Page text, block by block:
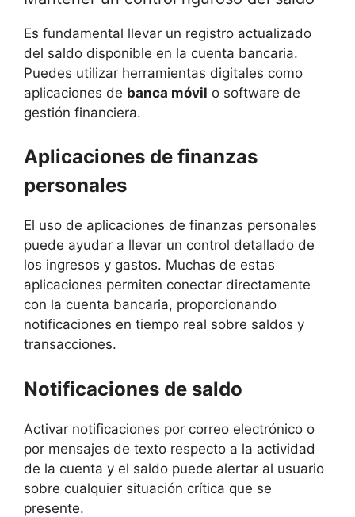
Es fundamental llevar un registro actualizado
del saldo disponible en la cuenta bancaria.
Puedes utilizar herramientas digitales como
aplicaciones de banca móvil o software de
gestión financiera.
Aplicaciones de finanzas
personales
El uso de aplicaciones de finanzas personales
puede ayudar a llevar un control detallado de
los ingresos y gastos. Muchas de estas
aplicaciones permiten conectar directamente
con la cuenta bancaria, proporcionando
notificaciones en tiempo real sobre saldos y
transacciones.
Notificaciones de saldo
Activar notificaciones por correo electrónico o
por mensajes de texto respecto a la actividad
de la cuenta y el saldo puede alertar al usuario
sobre cualquier situación crítica que se
presente.